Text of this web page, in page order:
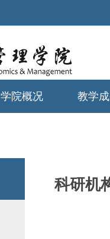
学院概况 教学
科研机